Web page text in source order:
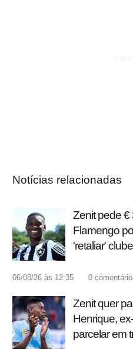
Notícias relacionadas
Zenit pede €
Flamengo
'retaliar'
06/08/26 às 12:35 0
Zenit quer
Henrique,
parcelar em